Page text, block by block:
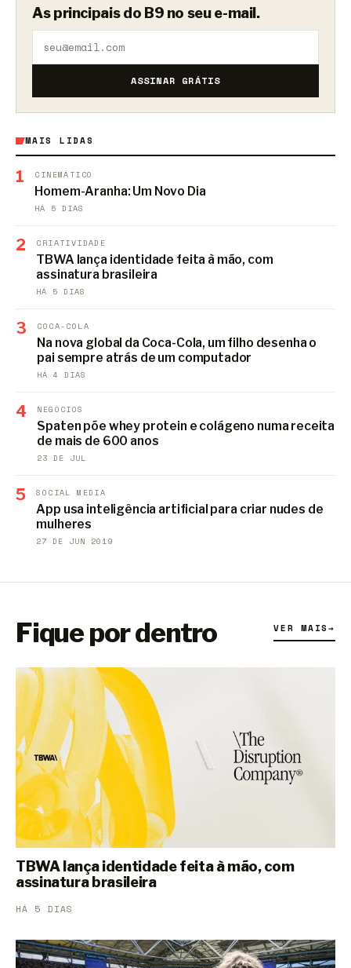
As principais do B9 no seu e-mail.
ASSINAR GRÁTIS
MAIS LIDAS
1 CINEMÁTICO
Homem-Aranha: Um Novo Dia
HÁ 5 DIAS
2 CRIATIVIDADE
TBWA lança identidade feita à mão, com
assinatura brasileira
HÁ 5 DIAS
3 COCA-COLA
Na nova global da Coca-Cola, um filho desenha o
pai sempre atrás de um computador
HÁ 4 DIAS
4 NEGÓCIOS
Spaten põe whey protein e colágeno numa receita
de mais de 600 anos
23 DE JUL
5 SOCIAL MEDIA
App usa inteligência artificial para criar nudes de
mulheres
27 DE JUN 2019
Fique por dentro VER MAIS→
TBWA lança identidade feita à mão, com
assinatura brasileira
HÁ 5 DIAS